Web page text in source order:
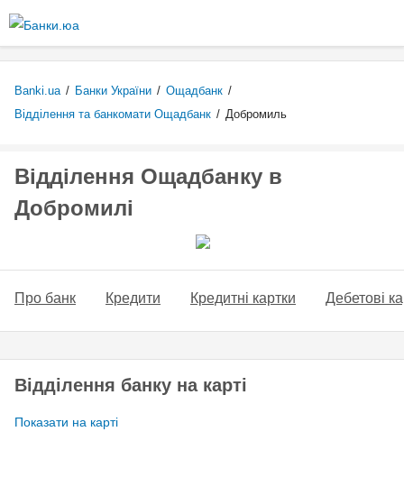
основного
Banki.ua / Банки України / Ощадбанк /
Відділення та банкомати Ощадбанк / Добромиль
Відділення Ощадбанку в
Добромилі
Про банк Кредити Кредитні картки Дебетові
Відділення банку на карті
Показати на карті